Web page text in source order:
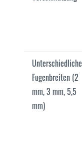
Unterschiedliche
Fugenbreiten (2
mm, 3 mm, 5,5
mm)